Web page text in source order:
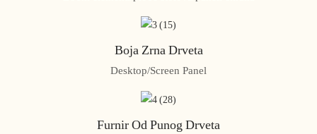
Boja Zrna Drveta
Desktop/Screen Panel
Furnir Od Punog Drveta